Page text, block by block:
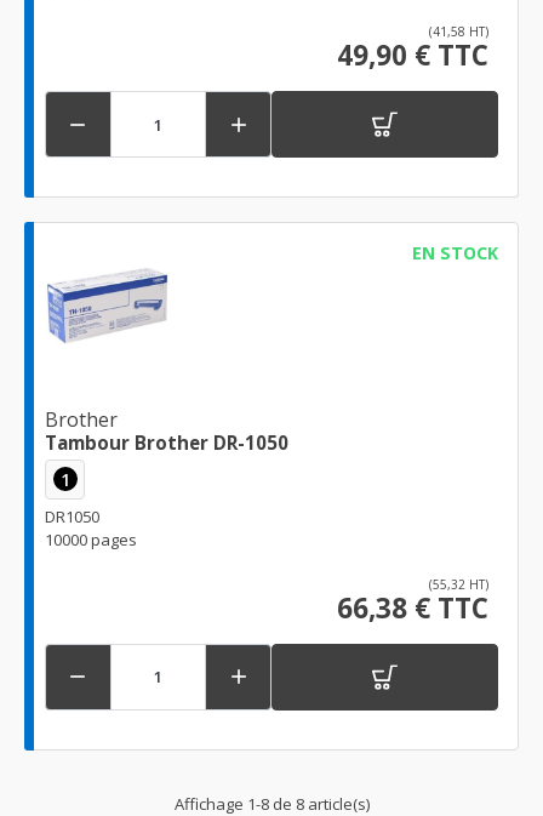
(41,58 HT)
49,90 € TTC
 
EN STOCK
Brother
Tambour Brother DR-1050
1
DR1050
10000 pages
(55,32 HT)
66,38 € TTC
 
Affichage 1-8 de 8 article(s)